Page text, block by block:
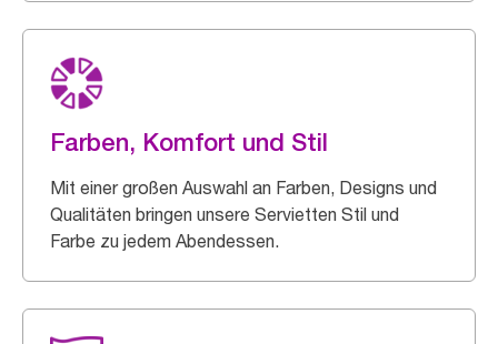
Farben, Komfort und Stil
Mit einer großen Auswahl an Farben, Designs und
Qualitäten bringen unsere Servietten Stil und
Farbe zu jedem Abendessen.